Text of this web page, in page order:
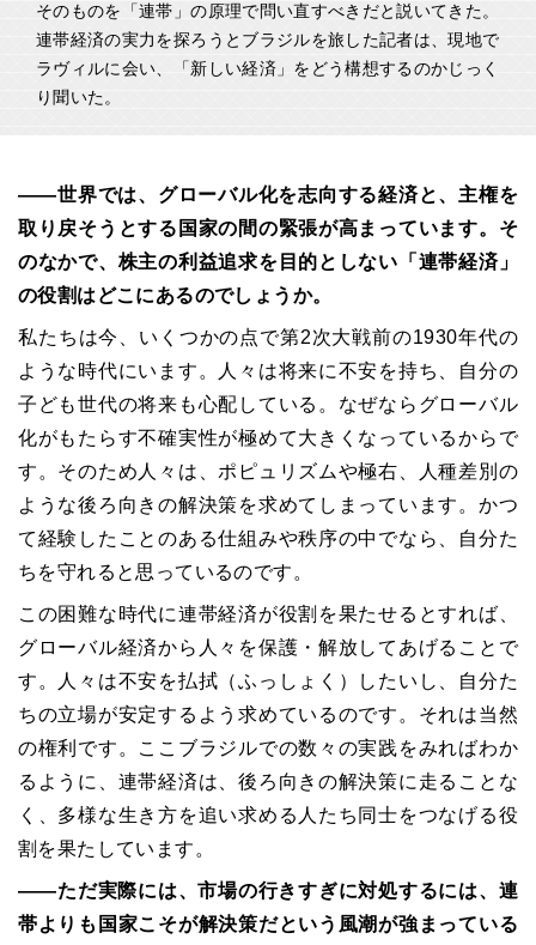
そのものを「連帯」の原理で問い直すべきだと説いてきた。
連帯経済の実力を探ろうとブラジルを旅した記者は、現地で
ラヴィルに会い、「新しい経済」をどう構想するのかじっく
り聞いた。
――世界では、グローバル化を志向する経済と、主権を
取り戻そうとする国家の間の緊張が高まっています。そ
のなかで、株主の利益追求を目的としない「連帯経済」
の役割はどこにあるのでしょうか。
私たちは今、いくつかの点で第2次大戦前の1930年代の
ような時代にいます。人々は将来に不安を持ち、自分の
子ども世代の将来も心配している。なぜならグローバル
化がもたらす不確実性が極めて大きくなっているからで
す。そのため人々は、ポピュリズムや極右、人種差別の
ような後ろ向きの解決策を求めてしまっています。かつ
て経験したことのある仕組みや秩序の中でなら、自分た
ちを守れると思っているのです。
この困難な時代に連帯経済が役割を果たせるとすれば、
グローバル経済から人々を保護・解放してあげることで
す。人々は不安を払拭（ふっしょく）したいし、自分た
ちの立場が安定するよう求めているのです。それは当然
の権利です。ここブラジルでの数々の実践をみればわか
るように、連帯経済は、後ろ向きの解決策に走ることな
く、多様な生き方を追い求める人たち同士をつなげる役
割を果たしています。
――ただ実際には、市場の行きすぎに対処するには、連
帯よりも国家こそが解決策だという風潮が強まっている